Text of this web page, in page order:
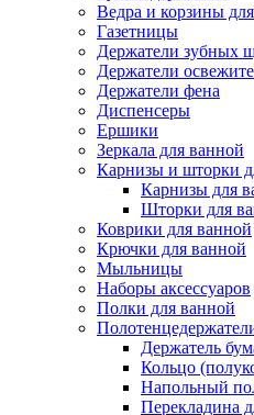
Ведра и корзины
Газетницы
Держатели зубных
Держатели
Держатели фена
Диспенсеры
Ершики
Зеркала для ванной
Карнизы и шторки
Карнизы для
Шторки для
Коврики для ванной
Крючки для ванной
Мыльницы
Наборы аксессуаров
Полки для ванной
Держатель
Кольцо
Напольный
Перекладина